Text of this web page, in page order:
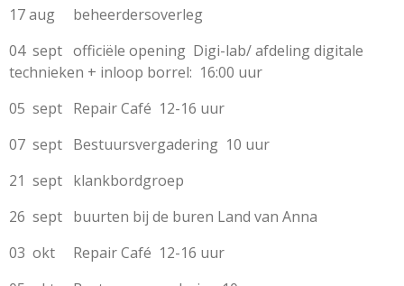
17 aug beheerdersoverleg
04 sept officiële opening Digi-lab/ afdeling digitale
technieken + inloop borrel: 16:00 uur
05 sept Repair Café 12-16 uur
07 sept Bestuursvergadering 10 uur
21 sept klankbordgroep
26 sept buurten bij de buren Land van Anna
03 okt Repair Café 12-16 uur